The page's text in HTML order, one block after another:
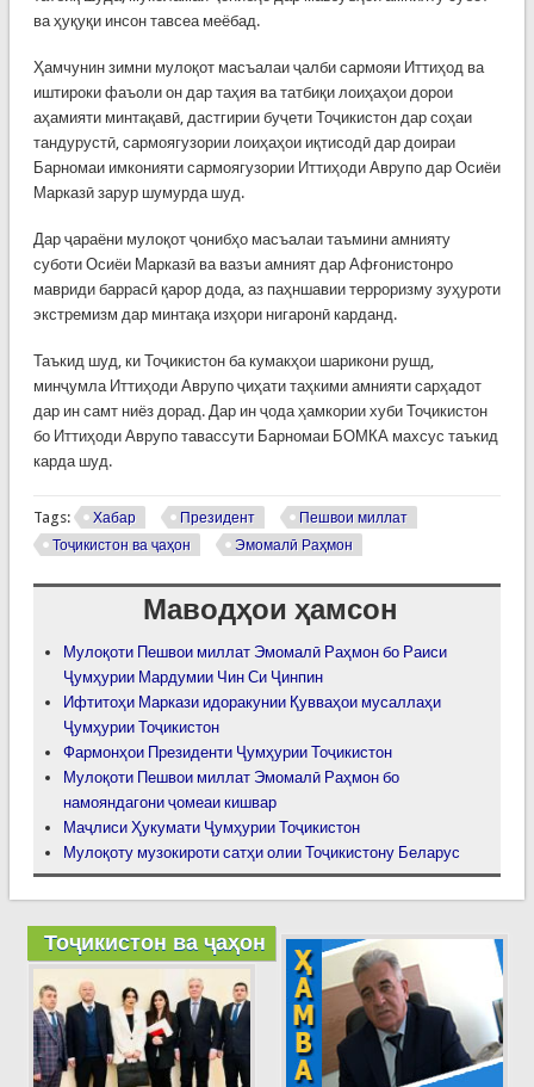
ва ҳуқуқи инсон тавсеа меёбад.
Ҳамчунин зимни мулоқот масъалаи ҷалби сармояи Иттиҳод ва
иштироки фаъоли он дар таҳия ва татбиқи лоиҳаҳои дорои
аҳамияти минтақавӣ, дастгирии буҷети Тоҷикистон дар соҳаи
тандурустӣ, сармоягузории лоиҳаҳои иқтисодӣ дар доираи
Барномаи имконияти сармоягузории Иттиҳоди Аврупо дар Осиёи
Марказӣ зарур шумурда шуд.
Дар ҷараёни мулоқот ҷонибҳо масъалаи таъмини амнияту
суботи Осиёи Марказӣ ва вазъи амният дар Афғонистонро
мавриди баррасӣ қарор дода, аз паҳншавии терроризму зуҳуроти
экстремизм дар минтақа изҳори нигаронӣ карданд.
Таъкид шуд, ки Тоҷикистон ба кумакҳои шарикони рушд,
минҷумла Иттиҳоди Аврупо ҷиҳати таҳкими амнияти сарҳадот
дар ин самт ниёз дорад. Дар ин ҷода ҳамкории хуби Тоҷикистон
бо Иттиҳоди Аврупо тавассути Барномаи БОМКА махсус таъкид
карда шуд.
Tags: Хабар Президент
Пешвои миллат
Тоҷикистон ва ҷаҳон
Эмомалӣ Раҳмон
Маводҳои ҳамсон
Мулоқоти Пешвои миллат Эмомалӣ Раҳмон бо Раиси
Ҷумҳурии Мардумии Чин Си Ҷинпин
Ифтитоҳи Маркази идоракунии Қувваҳои мусаллаҳи
Ҷумҳурии Тоҷикистон
Фармонҳои Президенти Ҷумҳурии Тоҷикистон
Мулоқоти Пешвои миллат Эмомалӣ Раҳмон бо
намояндагони ҷомеаи кишвар
Маҷлиси Ҳукумати Ҷумҳурии Тоҷикистон
Мулоқоту музокироти сатҳи олии Тоҷикистону Беларус
Тоҷикистон ва ҷаҳон